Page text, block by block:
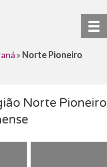
» Norte Pioneiro
Norte Pioneiro